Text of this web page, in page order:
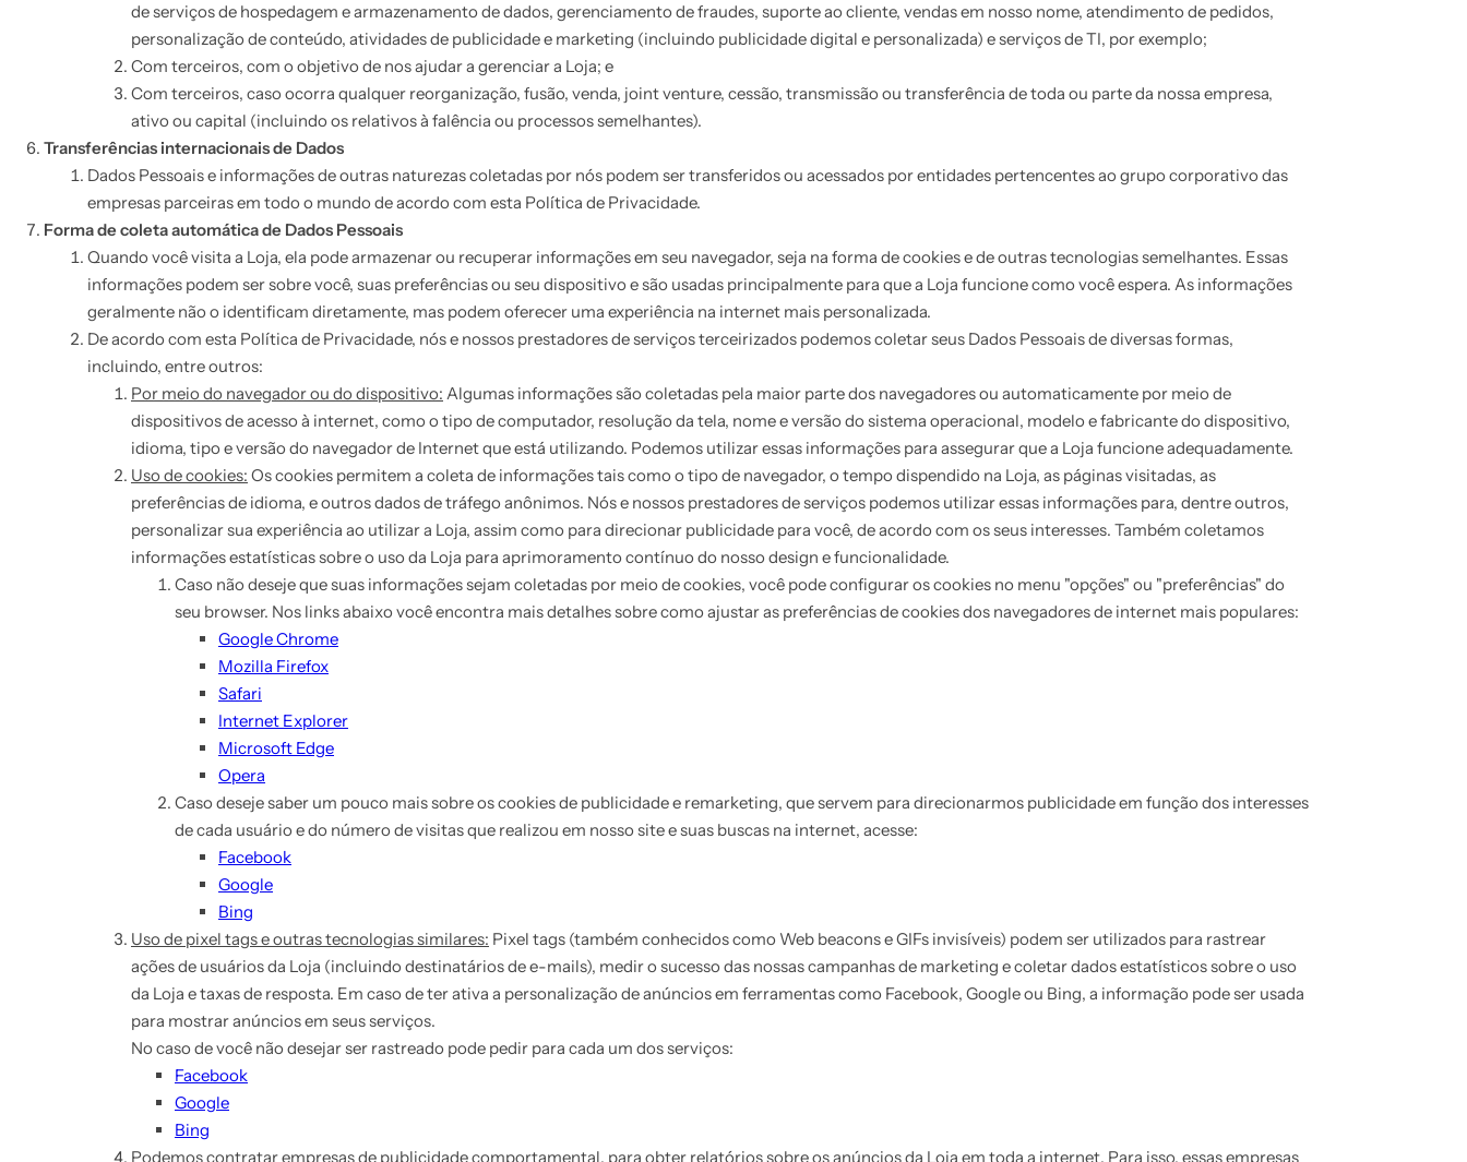
de serviços de hospedagem e armazenamento de dados, gerenciamento de fraudes, suporte ao cliente, vendas em nosso nome, atendimento de pedidos,
personalização de conteúdo, atividades de publicidade e marketing (incluindo publicidade digital e personalizada) e serviços de TI, por exemplo;
Com terceiros, com o objetivo de nos ajudar a gerenciar a Loja; e
Com terceiros, caso ocorra qualquer reorganização, fusão, venda, joint venture, cessão, transmissão ou transferência de toda ou parte da nossa empresa,
ativo ou capital (incluindo os relativos à falência ou processos semelhantes).
Transferências internacionais de Dados
Dados Pessoais e informações de outras naturezas coletadas por nós podem ser transferidos ou acessados por entidades pertencentes ao grupo corporativo das
empresas parceiras em todo o mundo de acordo com esta Política de Privacidade.
Forma de coleta automática de Dados Pessoais
Quando você visita a Loja, ela pode armazenar ou recuperar informações em seu navegador, seja na forma de cookies e de outras tecnologias semelhantes. Essas
informações podem ser sobre você, suas preferências ou seu dispositivo e são usadas principalmente para que a Loja funcione como você espera. As informações
geralmente não o identificam diretamente, mas podem oferecer uma experiência na internet mais personalizada.
De acordo com esta Política de Privacidade, nós e nossos prestadores de serviços terceirizados podemos coletar seus Dados Pessoais de diversas formas,
incluindo, entre outros:
Por meio do navegador ou do dispositivo: Algumas informações são coletadas pela maior parte dos navegadores ou automaticamente por meio de
dispositivos de acesso à internet, como o tipo de computador, resolução da tela, nome e versão do sistema operacional, modelo e fabricante do dispositivo,
idioma, tipo e versão do navegador de Internet que está utilizando. Podemos utilizar essas informações para assegurar que a Loja funcione adequadamente.
Uso de cookies: Os cookies permitem a coleta de informações tais como o tipo de navegador, o tempo dispendido na Loja, as páginas visitadas, as
preferências de idioma, e outros dados de tráfego anônimos. Nós e nossos prestadores de serviços podemos utilizar essas informações para, dentre outros,
personalizar sua experiência ao utilizar a Loja, assim como para direcionar publicidade para você, de acordo com os seus interesses. Também coletamos
informações estatísticas sobre o uso da Loja para aprimoramento contínuo do nosso design e funcionalidade.
Caso não deseje que suas informações sejam coletadas por meio de cookies, você pode configurar os cookies no menu "opções" ou "preferências" do
seu browser. Nos links abaixo você encontra mais detalhes sobre como ajustar as preferências de cookies dos navegadores de internet mais populares:
Google Chrome
Mozilla Firefox
Safari
Internet Explorer
Microsoft Edge
Opera
Caso deseje saber um pouco mais sobre os cookies de publicidade e remarketing, que servem para direcionarmos publicidade em função dos interesses
de cada usuário e do número de visitas que realizou em nosso site e suas buscas na internet, acesse:
Facebook
Google
Bing
Uso de pixel tags e outras tecnologias similares: Pixel tags (também conhecidos como Web beacons e GIFs invisíveis) podem ser utilizados para rastrear
ações de usuários da Loja (incluindo destinatários de e-mails), medir o sucesso das nossas campanhas de marketing e coletar dados estatísticos sobre o uso
da Loja e taxas de resposta. Em caso de ter ativa a personalização de anúncios em ferramentas como Facebook, Google ou Bing, a informação pode ser usada
para mostrar anúncios em seus serviços.
No caso de você não desejar ser rastreado pode pedir para cada um dos serviços:
Facebook
Google
Bing
Podemos contratar empresas de publicidade comportamental, para obter relatórios sobre os anúncios da Loja em toda a internet. Para isso, essas empresas